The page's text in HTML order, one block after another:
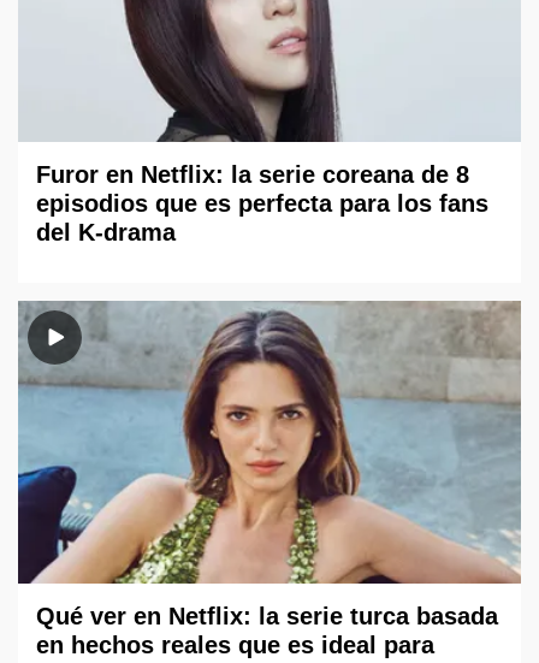
Furor en Netflix: la serie coreana de 8
episodios que es perfecta para los fans
del K-drama
Qué ver en Netflix: la serie turca basada
en hechos reales que es ideal para